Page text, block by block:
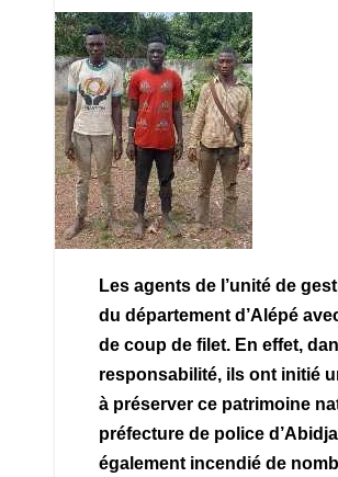
Les agents de l’unité de
du département d’Alépé
de coup de filet. En effet,
responsabilité, ils ont initié
à préserver ce patrimoine
préfecture de police
également incendié de